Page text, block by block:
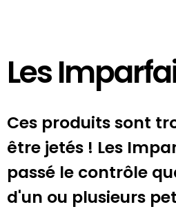
Les
Ces produits sont
être jetés ! Les
passé le contrôle
d'un ou plusieurs